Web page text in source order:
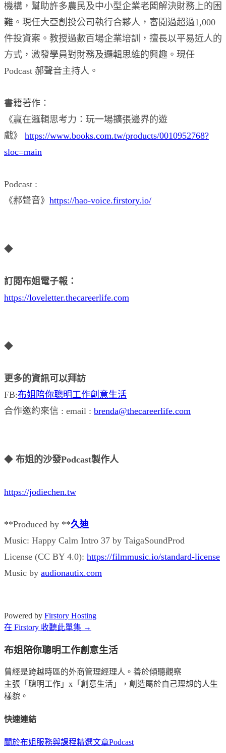
機構，幫助許多農民及中小型企業老闆解決財務上的困
難。現任大亞創投公司執行合夥人，審閱過超過1,000
件投資案。教授過數百場企業培訓，擅長以平易近人的
方式，激發學員對財務及邏輯思維的興趣。現任
Podcast 郝聲音主持人。
書籍著作：
《贏在邏輯思考力：玩一場擴張邊界的遊
戲》 https://www.books.com.tw/products/0010952768?
sloc=main
Podcast :
《郝聲音》 https://hao-voice.firstory.io/
◆
訂閱布姐電子報：
https://loveletter.thecareerlife.com
◆
更多的資訊可以拜訪
FB:布姐陪你聰明工作創意生活
合作邀約來信 : email : brenda@thecareerlife.com
◆ 布姐的沙發Podcast製作人
https://jodiechen.tw
**Produced by **久迪
Music: Happy Calm Intro 37 by TaigaSoundProd
License (CC BY 4.0): https://filmmusic.io/standard-license
Music by audionautix.com
Powered by Firstory Hosting
在 Firstory 收聽此單集 →
布姐陪你聰明工作創意生活
曾經是跨越時區的外商管理經理人。善於傾聽觀察
主張「聰明工作」x「創意生活」，創造屬於自己理想的人生
樣貌。
快速連結
關於布姐 服務與課程精選文章Podcast